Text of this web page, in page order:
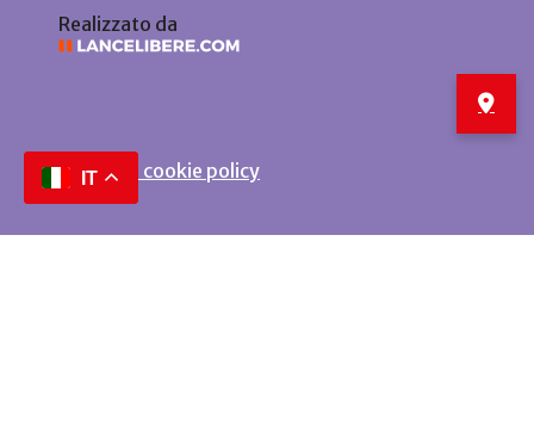
Realizzato da
Privacy e cookie policy
IT